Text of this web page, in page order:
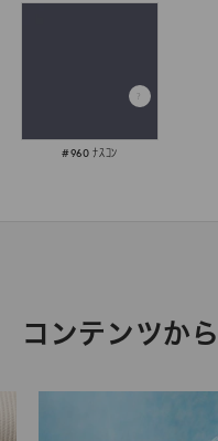
#960 ﾅｽｺﾝ
コンテンツか